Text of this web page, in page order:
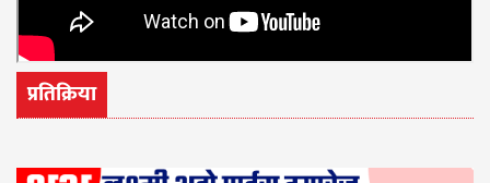
प्रतिक्रिया